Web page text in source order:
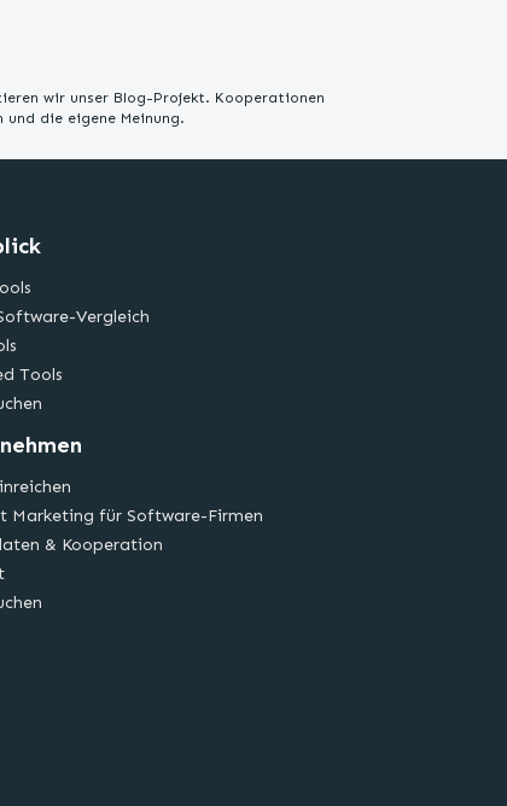
wir unser Blog-Projekt. Kooperationen
die eigene Meinung.
Vergleich
Tools
Marketing für Software-Firmen
& Kooperation